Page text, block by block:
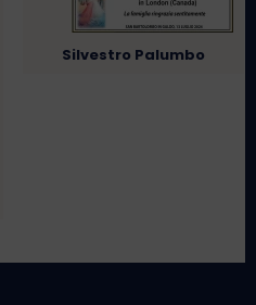
Silvestro Palumbo